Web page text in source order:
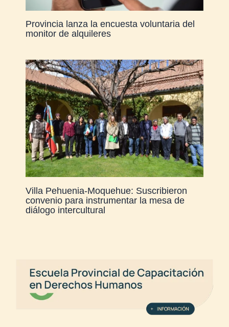
Provincia lanza la encuesta voluntaria del
monitor de alquileres
Villa Pehuenia-Moquehue: Suscribieron
convenio para instrumentar la mesa de
diálogo intercultural